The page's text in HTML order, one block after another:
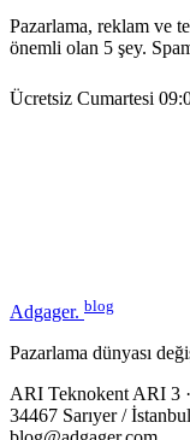
Pazarlama, reklam ve
önemli olan 5 şey.
Ücretsiz Cumartesi
Adgager. blog
Pazarlama dünyası
ARI Teknokent ARI 3
34467 Sarıyer / İstanbul